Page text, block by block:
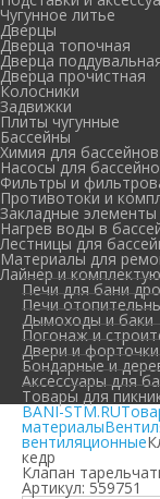
Чугунное литье
Дверцы
Дверца топочная
Дверца
Дверца прочистная
Колосники
Задвижки
Плиты чугунные
Бассейны
Химия для бассейнов
Насосы для
Фильтры и
Противотоки и
Закладные элементы
Нагрев воды в
Лестницы для
Материалы для
Лайнер и
Печи для бани
Печи
Дымоходы и баки
Погонаж и
Двери и форточки
Бондарные и
Аксессуары для
Товары для
BANI-STM.RU
материалы
вентиляционные
кедр
Клапан
Артикул: 559751